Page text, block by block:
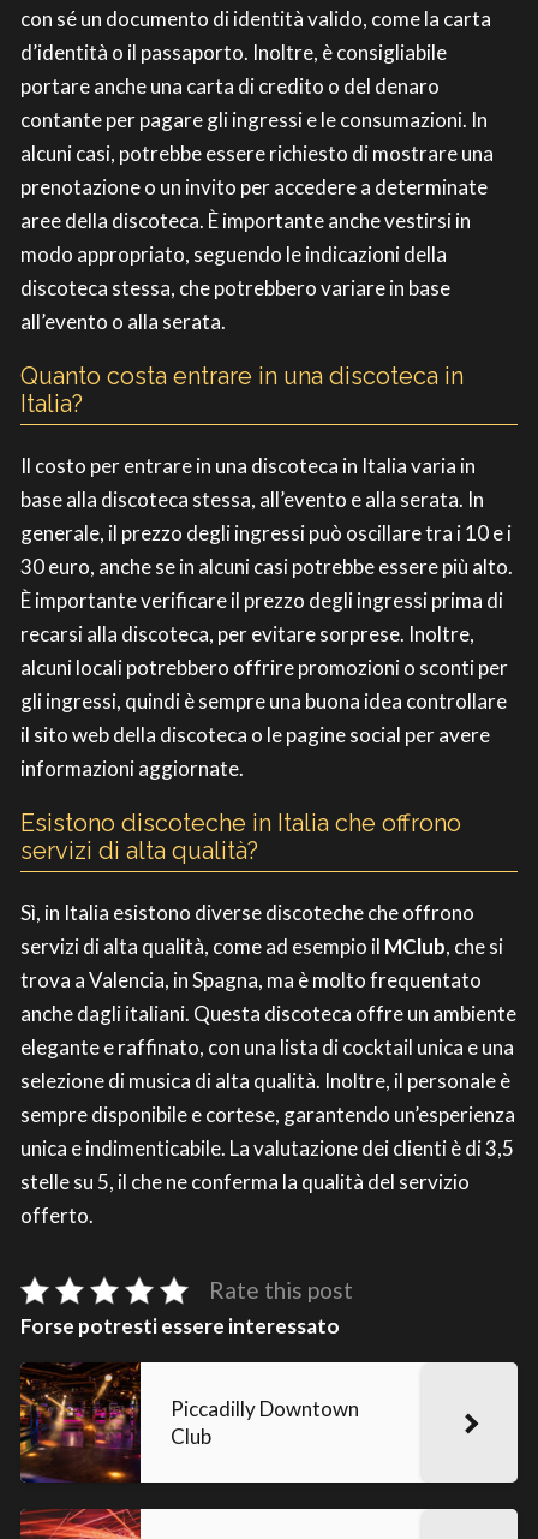
con sé un documento di identità valido, come la carta
d’identità o il passaporto. Inoltre, è consigliabile
portare anche una carta di credito o del denaro
contante per pagare gli ingressi e le consumazioni. In
alcuni casi, potrebbe essere richiesto di mostrare una
prenotazione o un invito per accedere a determinate
aree della discoteca. È importante anche vestirsi in
modo appropriato, seguendo le indicazioni della
discoteca stessa, che potrebbero variare in base
all’evento o alla serata.
Quanto costa entrare in una discoteca in
Italia?
Il costo per entrare in una discoteca in Italia varia in
base alla discoteca stessa, all’evento e alla serata. In
generale, il prezzo degli ingressi può oscillare tra i 10 e i
30 euro, anche se in alcuni casi potrebbe essere più alto.
È importante verificare il prezzo degli ingressi prima di
recarsi alla discoteca, per evitare sorprese. Inoltre,
alcuni locali potrebbero offrire promozioni o sconti per
gli ingressi, quindi è sempre una buona idea controllare
il sito web della discoteca o le pagine social per avere
informazioni aggiornate.
Esistono discoteche in Italia che offrono
servizi di alta qualità?
Sì, in Italia esistono diverse discoteche che offrono
servizi di alta qualità, come ad esempio il MClub, che si
trova a Valencia, in Spagna, ma è molto frequentato
anche dagli italiani. Questa discoteca offre un ambiente
elegante e raffinato, con una lista di cocktail unica e una
selezione di musica di alta qualità. Inoltre, il personale è
sempre disponibile e cortese, garantendo un’esperienza
unica e indimenticabile. La valutazione dei clienti è di 3,5
stelle su 5, il che ne conferma la qualità del servizio
offerto.
Rate this post
Forse potresti essere interessato
Piccadilly Downtown
Club